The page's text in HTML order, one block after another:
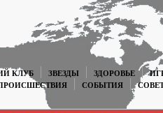
КЛУБ ЗВЕЗДЫ ЗДОРОВЬЕ
СОБЫТИЯ